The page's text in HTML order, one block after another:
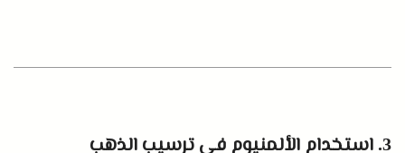
3. استخدام الألمنيوم في ترسيب الذهب